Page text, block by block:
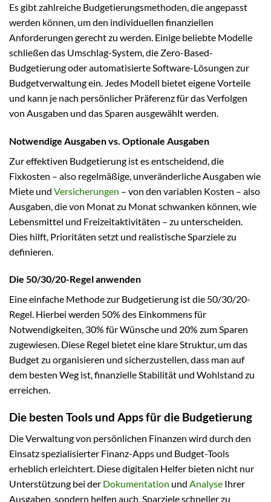
Es gibt zahlreiche Budgetierungsmethoden, die angepasst
werden können, um den individuellen finanziellen
Anforderungen gerecht zu werden. Einige beliebte Modelle
schließen das Umschlag-System, die Zero-Based-
Budgetierung oder automatisierte Software-Lösungen zur
Budgetverwaltung ein. Jedes Modell bietet eigene Vorteile
und kann je nach persönlicher Präferenz für das Verfolgen
von Ausgaben und das Sparen ausgewählt werden.
Notwendige Ausgaben vs. Optionale Ausgaben
Zur effektiven Budgetierung ist es entscheidend, die
Fixkosten – also regelmäßige, unveränderliche Ausgaben wie
Miete und Versicherungen – von den variablen Kosten – also
Ausgaben, die von Monat zu Monat schwanken können, wie
Lebensmittel und Freizeitaktivitäten – zu unterscheiden.
Dies hilft, Prioritäten setzt und realistische Sparziele zu
definieren.
Die 50/30/20-Regel anwenden
Eine einfache Methode zur Budgetierung ist die 50/30/20-
Regel. Hierbei werden 50% des Einkommens für
Notwendigkeiten, 30% für Wünsche und 20% zum Sparen
zugewiesen. Diese Regel bietet eine klare Struktur, um das
Budget zu organisieren und sicherzustellen, dass man auf
dem besten Weg ist, finanzielle Stabilität und Wohlstand zu
erreichen.
Die besten Tools und Apps für die Budgetierung
Die Verwaltung von persönlichen Finanzen wird durch den
Einsatz spezialisierter Finanz-Apps und Budget-Tools
erheblich erleichtert. Diese digitalen Helfer bieten nicht nur
Unterstützung bei der Dokumentation und Analyse Ihrer
Ausgaben, sondern helfen auch, Sparziele schneller zu